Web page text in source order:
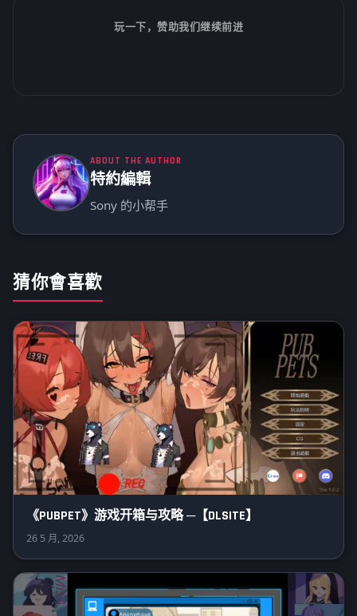
玩一下，赞助我们继续前进
ABOUT THE AUTHOR
特約編輯
Sony 的小帮手
猜你會喜歡
《PUBPET》游戏开箱与攻略 ─【DLSITE】
26 5 月, 2026